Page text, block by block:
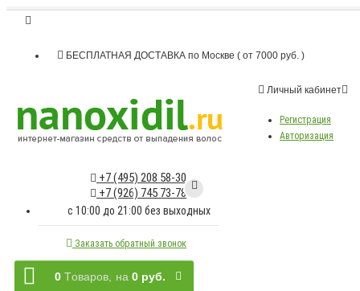
БЕСПЛАТНАЯ ДОСТАВКА по Москве ( от 7000 руб. )
Личный кабинет
Регистрация
Авторизация
+7 (495) 208 58-30
+7 (926) 745 73-78
c 10:00 до 21:00 без выходных
Заказать обратный звонок
0 Tоваров, на 0 руб.